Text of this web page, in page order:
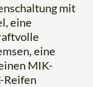
mit
eine
eine
MIK-
Reifen